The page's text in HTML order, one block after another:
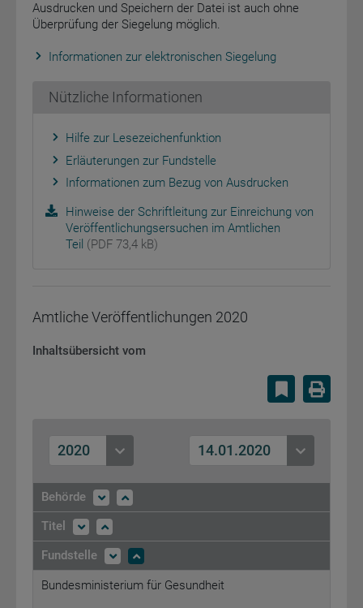
Ausdrucken und Speichern der Datei ist auch ohne
Überprüfung der Siegelung möglich.
Informationen zur elektronischen Siegelung
Nützliche Informationen
Hilfe zur Lesezeichenfunktion
Erläuterungen zur Fundstelle
Informationen zum Bezug von Ausdrucken
Hinweise der Schriftleitung zur Einreichung von
Veröffentlichungsersuchen im Amtlichen
Teil (PDF 73,4 kB)
Amtliche Veröffentlichungen 2020
Inhaltsübersicht vom
2020 14.01.2020
Behörde
Titel
Fundstelle
Bundesministerium für Gesundheit